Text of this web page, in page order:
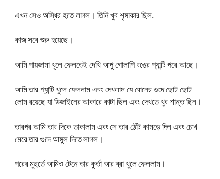
এখন সেও অস্থির হতে লাগল। তিনি খুব শৃঙ্গাকার ছিল.
কাজ সবে শুরু হয়েছে।
আমি পায়জামা খুলে ফেলতেই দেখি আপু গোলাপি রঙের প্যান্টি পরে আছে।
আমি তার প্যান্টি খুলে ফেললাম এবং দেখলাম যে বোনের গুদে ছোট ছোট
লোম রয়েছে যা ডিজাইনের আকারে কাটা ছিল এবং দেখতে খুব শান্ত ছিল।
তারপর আমি তার দিকে তাকালাম এবং সে তার ঠোঁট কামড়ে দিল এবং চোখ
মেরে তার গুদে আঙ্গুল দিতে লাগল।
পরের মুহুর্তে আমিও টেনে তার কুর্তা আর ব্রা খুলে ফেললাম।